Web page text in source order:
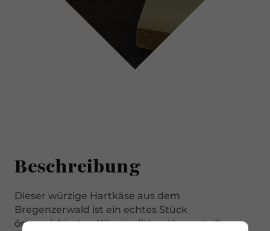
Beschreibung
Dieser würzige Hartkäse aus dem
Bregenzerwald ist ein echtes Stück
österreichischer Käsetradition. Hergestellt aus